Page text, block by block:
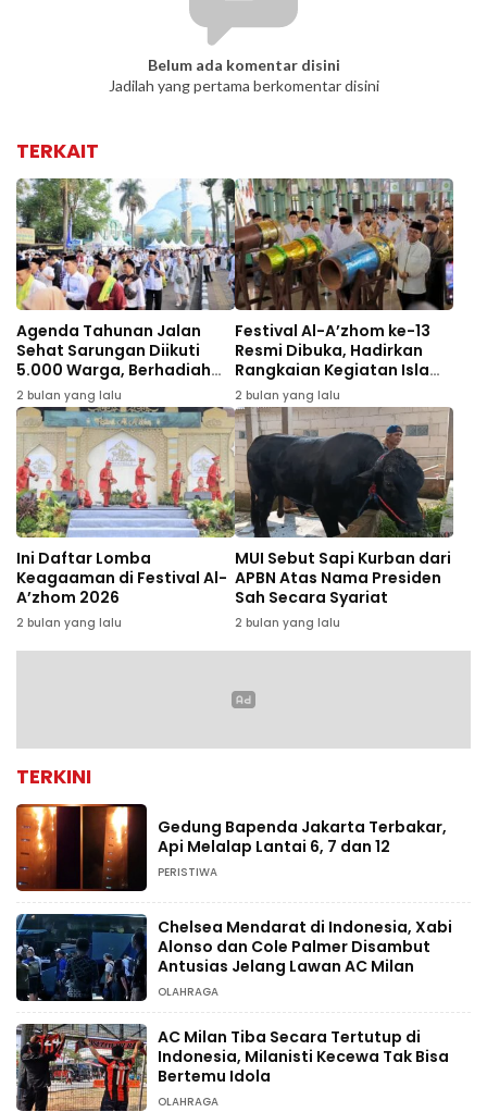
Belum ada komentar disini
Jadilah yang pertama berkomentar disini
TERKAIT
Agenda Tahunan Jalan
Sehat Sarungan Diikuti
5.000 Warga, Berhadiah
Dua Umrah Gratis
2 bulan yang lalu
Festival Al-A’zhom ke-13
Resmi Dibuka, Hadirkan
Rangkaian Kegiatan Islami
dan Bazar UMKM
2 bulan yang lalu
Ini Daftar Lomba
Keagaaman di Festival Al-
A’zhom 2026
2 bulan yang lalu
MUI Sebut Sapi Kurban dari
APBN Atas Nama Presiden
Sah Secara Syariat
2 bulan yang lalu
TERKINI
Gedung Bapenda Jakarta Terbakar,
Api Melalap Lantai 6, 7 dan 12
PERISTIWA
Chelsea Mendarat di Indonesia, Xabi
Alonso dan Cole Palmer Disambut
Antusias Jelang Lawan AC Milan
OLAHRAGA
AC Milan Tiba Secara Tertutup di
Indonesia, Milanisti Kecewa Tak Bisa
Bertemu Idola
OLAHRAGA